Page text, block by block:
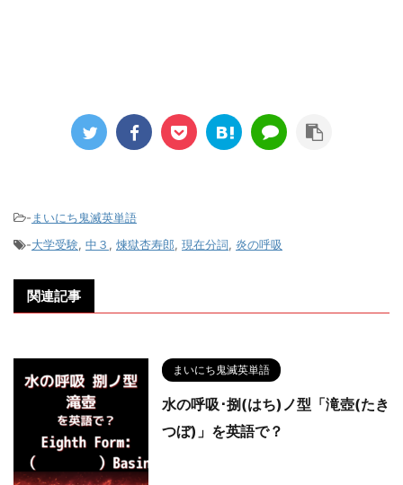
-まいにち鬼滅英単語
-大学受験, 中３ , 煉獄杏寿郎, 現在分詞, 炎の呼吸
関連記事
まいにち鬼滅英単語
水の呼吸･捌(はち)ノ型「滝壺(たき
つぼ)」を英語で？